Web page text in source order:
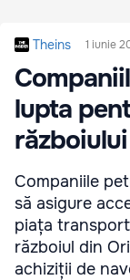
Theins 1 iunie
lupta
Companiile
să asigure
piața
războiul din
achiziții de